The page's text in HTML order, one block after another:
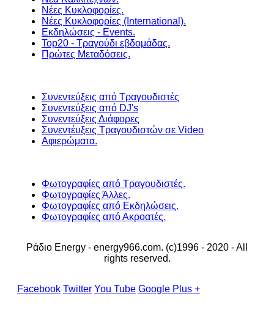
Νέες Κυκλοφορίες.
Νέες Κυκλοφορίες (International).
Εκδηλώσεις - Events.
Top20 - Τραγούδι εβδομάδας.
Πρώτες Μεταδόσεις.
Συνεντεύξεις από Τραγουδιστές
Συνεντεύξεις από DJ's
Συνεντεύξεις Διάφορες
Συνεντέυξεις Τραγουδιστών σε Video
Αφιερώματα.
Φωτογραφίες από Τραγουδιστές.
Φωτογραφίες Άλλες.
Φωτογραφίες από Εκδηλώσεις.
Φωτογραφίες από Ακροατές.
Ράδιο Energy - energy966.com. (c)1996 - 2020 - All
rights reserved.
Facebook Twitter You Tube Google Plus +